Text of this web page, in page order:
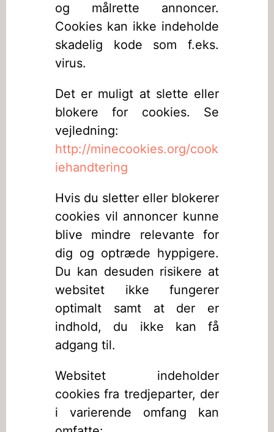
og målrette annoncer.
Cookies kan ikke indeholde
skadelig kode som f.eks.
virus.
Det er muligt at slette eller
blokere for cookies. Se
vejledning:
http://minecookies.org/cook
iehandtering
Hvis du sletter eller blokerer
cookies vil annoncer kunne
blive mindre relevante for
dig og optræde hyppigere.
Du kan desuden risikere at
websitet ikke fungerer
optimalt samt at der er
indhold, du ikke kan få
adgang til.
Websitet indeholder
cookies fra tredjeparter, der
i varierende omfang kan